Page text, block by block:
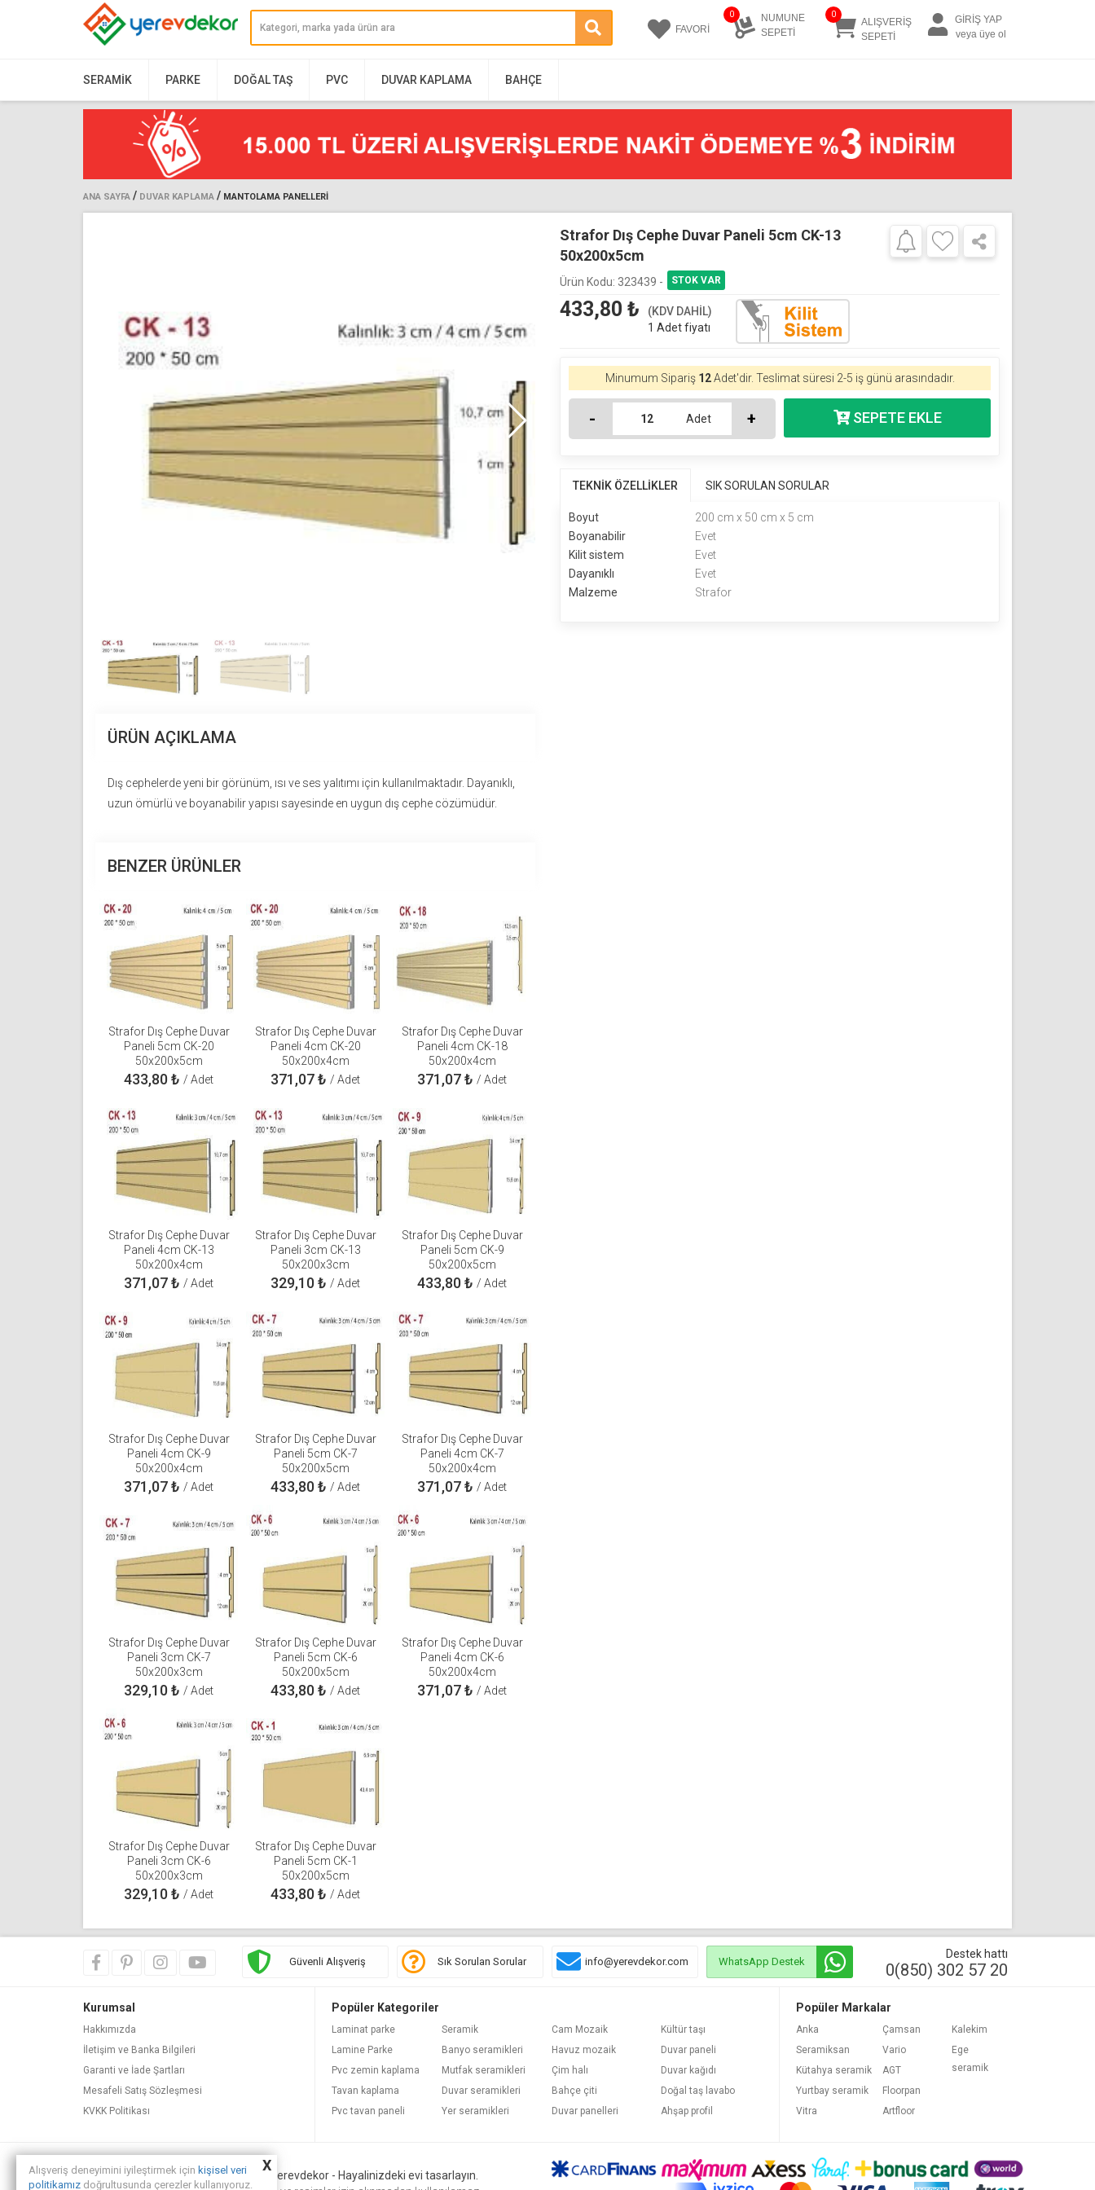
FAVORİ
0
NUMUNE
SEPETİ
0
ALIŞVERİŞ
SEPETİ
GİRİŞ YAP
veya üye ol
SERAMIK PARKE DOĞAL TAŞ PVC DUVAR KAPLAMA BAHÇE
ANA SAYFA / DUVAR KAPLAMA / MANTOLAMA PANELLERI
ÜRÜN AÇIKLAMA
Dış cephelerde yeni bir görünüm, ısı ve ses yalıtımı için kullanılmaktadır. Dayanıklı,
uzun ömürlü ve boyanabilir yapısı sayesinde en uygun dış cephe cözümüdür.
BENZER ÜRÜNLER
Strafor Dış Cephe Duvar
Paneli 5cm CK-20
50x200x5cm
433,80₺ / Adet
Strafor Dış Cephe Duvar
Paneli 4cm CK-20
50x200x4cm
371,07₺ / Adet
Strafor Dış Cephe Duvar
Paneli 4cm CK-18
50x200x4cm
371,07₺ / Adet
Strafor Dış Cephe Duvar
Paneli 4cm CK-13
50x200x4cm
371,07₺ / Adet
Strafor Dış Cephe Duvar
Paneli 3cm CK-13
50x200x3cm
329,10₺ / Adet
Strafor Dış Cephe Duvar
Paneli 5cm CK-9
50x200x5cm
433,80₺ / Adet
Strafor Dış Cephe Duvar
Paneli 4cm CK-9
50x200x4cm
371,07₺ / Adet
Strafor Dış Cephe Duvar
Paneli 5cm CK-7
50x200x5cm
433,80₺ / Adet
Strafor Dış Cephe Duvar
Paneli 4cm CK-7
50x200x4cm
371,07₺ / Adet
Strafor Dış Cephe Duvar
Paneli 3cm CK-7
50x200x3cm
329,10₺ / Adet
Strafor Dış Cephe Duvar
Paneli 5cm CK-6
50x200x5cm
433,80₺ / Adet
Strafor Dış Cephe Duvar
Paneli 4cm CK-6
50x200x4cm
371,07₺ / Adet
Strafor Dış Cephe Duvar
Paneli 3cm CK-6
50x200x3cm
329,10₺ / Adet
Strafor Dış Cephe Duvar
Paneli 5cm CK-1
50x200x5cm
433,80₺ / Adet
Strafor Dış Cephe Duvar Paneli 5cm CK-13
50x200x5cm
Ürün Kodu: 323439 -
433,80 ₺
(KDV DAHİL)
1 Adet fiyatı
Minumum Sipariş 12Adet'dir. Teslimat süresi 2-5 iş günü arasındadır.
- Adet +
TEKNİK ÖZELLİKLER SIK SORULAN SORULAR
Boyut
200 cm x 50 cm x 5 cm
Boyanabilir
Evet
Kilit sistem
Evet
Dayanıklı
Evet
Malzeme
Strafor
Güvenli Alışveriş Sık Sorulan Sorular info@yerevdekor.com WhatsApp Destek
Destek hattı
0(850) 302 57 20
Kurumsal
Hakkımızda
İletişim ve Banka Bilgileri
Garanti ve İade Şartları
Mesafeli Satış Sözleşmesi
KVKK Politikası
Popüler Kategoriler
Laminat parke
Lamine Parke
Pvc zemin kaplama
Tavan kaplama
Pvc tavan paneli
Seramik
Banyo seramikleri
Mutfak seramikleri
Duvar seramikleri
Yer seramikleri
Cam Mozaik
Havuz mozaik
Çim halı
Bahçe çiti
Duvar panelleri
Kültür taşı
Duvar paneli
Duvar kağıdı
Doğal taş lavabo
Ahşap profil
Popüler Markalar
Anka
Seramiksan
Kütahya seramik
Yurtbay seramik
Vitra
Çamsan
Vario
AGT
Floorpan
Artfloor
Kalekim
Ege
seramik
© Copyright 2013 - 2025.
Yerevdekor - Hayalinizdeki evi tasarlayın.
Alışveriş deneyimini iyileştirmek için kişisel veri
politikamız doğrultusunda çerezler kullanıyoruz.
X